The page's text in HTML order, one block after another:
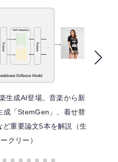
生成AI登場。音楽から新
成「StemGen」、着せ替
重要論文5本を解説（生
クリー）